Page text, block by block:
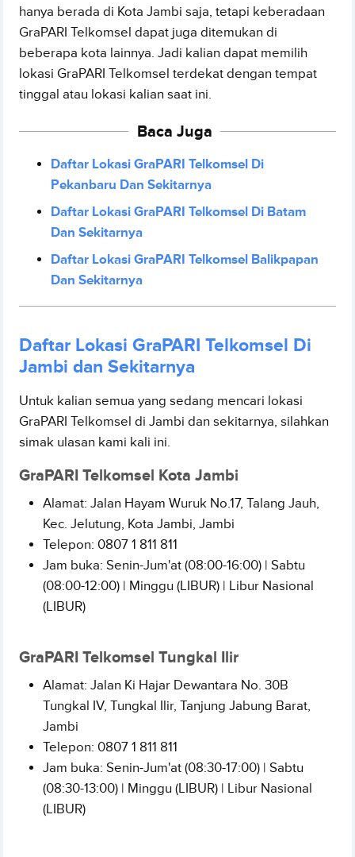
hanya berada di Kota Jambi saja, tetapi keberadaan
GraPARI Telkomsel dapat juga ditemukan di
beberapa kota lainnya. Jadi kalian dapat memilih
lokasi GraPARI Telkomsel terdekat dengan tempat
tinggal atau lokasi kalian saat ini.
Baca Juga
Daftar Lokasi GraPARI Telkomsel Di
Pekanbaru Dan Sekitarnya
Daftar Lokasi GraPARI Telkomsel Di Batam
Dan Sekitarnya
Daftar Lokasi GraPARI Telkomsel Balikpapan
Dan Sekitarnya
Daftar Lokasi GraPARI Telkomsel Di
Jambi dan Sekitarnya
Untuk kalian semua yang sedang mencari lokasi
GraPARI Telkomsel di Jambi dan sekitarnya, silahkan
simak ulasan kami kali ini.
GraPARI Telkomsel Kota Jambi
Alamat: Jalan Hayam Wuruk No.17, Talang Jauh,
Kec. Jelutung, Kota Jambi, Jambi
Telepon:0807 1 811 811
Jam buka: Senin-Jum'at (08:00-16:00) | Sabtu
(08:00-12:00) | Minggu (LIBUR) | Libur Nasional
(LIBUR)
GraPARI Telkomsel Tungkal Ilir
Alamat: Jalan Ki Hajar Dewantara No. 30B
Tungkal IV, Tungkal Ilir, Tanjung Jabung Barat,
Jambi
Telepon:0807 1 811 811
Jam buka: Senin-Jum'at (08:30-17:00) | Sabtu
(08:30-13:00) | Minggu (LIBUR) | Libur Nasional
(LIBUR)